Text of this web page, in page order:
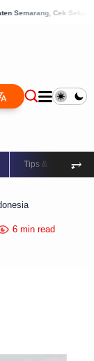
Sekarang! 8
Tips & Trik ⥅
6 min read